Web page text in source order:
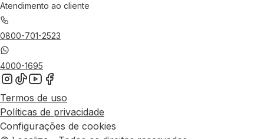
Atendimento ao cliente
0800-701-2523
4000-1695
Termos de uso
Políticas de privacidade
Configurações de cookies